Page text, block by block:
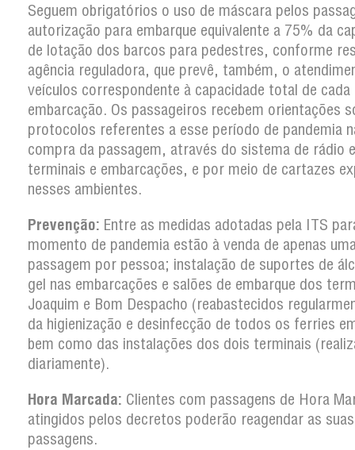
Seguem obrigatórios o uso de máscara pelos
autorização para embarque equivalente a 75% da
de lotação dos barcos para pedestres, conforme
agência reguladora, que prevê, também, o
veículos correspondente à capacidade total de cada
embarcação. Os passageiros recebem orientações
protocolos referentes a esse período de pandemia
compra da passagem, através do sistema de rádio
terminais e embarcações, e por meio de cartazes
nesses ambientes.
Prevenção: Entre as medidas adotadas pela ITS
momento de pandemia estão à venda de apenas
passagem por pessoa; instalação de suportes de
gel nas embarcações e salões de embarque dos
Joaquim e Bom Despacho (reabastecidos
da higienização e desinfecção de todos os ferries
bem como das instalações dos dois terminais
diariamente).
Hora Marcada: Clientes com passagens de Hora
atingidos pelos decretos poderão reagendar as suas
passagens.